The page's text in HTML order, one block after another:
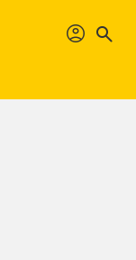
profil search